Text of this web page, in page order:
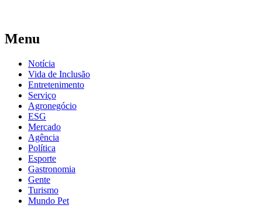
Menu
Notícia
Vida de Inclusão
Entretenimento
Serviço
Agronegócio
ESG
Mercado
Agência
Política
Esporte
Gastronomia
Gente
Turismo
Mundo Pet